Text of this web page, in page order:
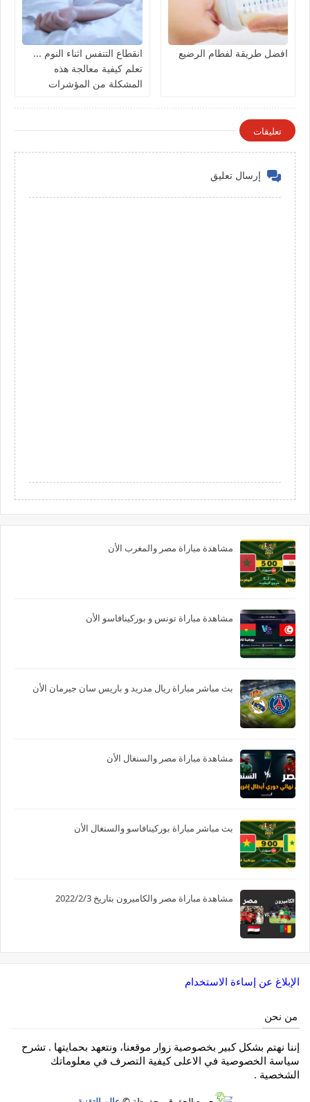
افضل طريقة لفطام الرضيع
انقطاع التنفس اثناء النوم ...
تعلم كيفية معالجة هذه
المشكلة من المؤشرات
تعليقات
إرسال تعليق
مشاهدة مباراة مصر والمغرب الأن
مشاهدة مباراة تونس و بوركينافاسو الأن
بث مباشر مباراة ريال مدريد و باريس سان جيرمان الأن
مشاهدة مباراة مصر والسنغال الأن
بث مباشر مباراة بوركينافاسو والسنغال الأن
مشاهدة مباراة مصر والكاميرون بتاريخ 2022/2/3
الإبلاغ عن إساءة الاستخدام
من نحن
إننا نهتم بشكل كبير بخصوصية زوار موقعنا، ونتعهد بحمايتها . تشرح
سياسة الخصوصية في الاعلى كيفية التصرف في معلوماتك
الشخصية .